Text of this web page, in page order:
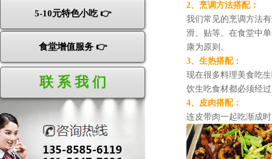
2、烹调方法搭配：
我们常见的烹调方法
滑、贴等。在食堂中
康为原则。
3、生热搭配：
现在很多料理美食吃
饮生吃食材都必须经过
4、皮肉搭配：
连皮带肉一起吃渐成
5-10元特色小吃 👉
食堂增值服务 👉
联 系 我 们